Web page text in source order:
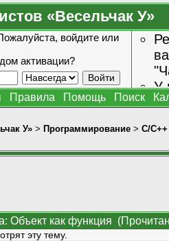
«Весельчак У»
войдите или
активации?
У
Правила Помощь Поиск
У» > Программирование > C/C++
Объект как функция
эту тему.